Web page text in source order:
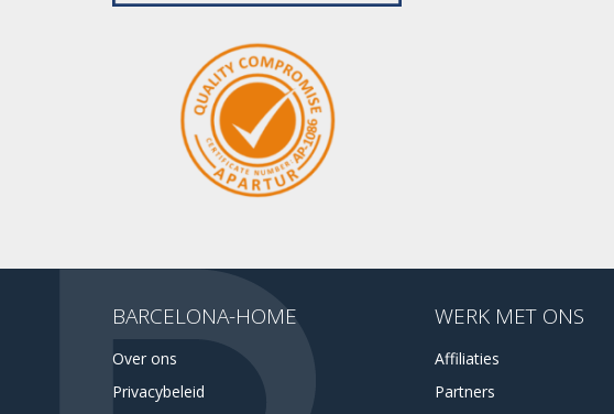
BARCELONA-HOME
Over ons
Privacybeleid
WERK MET ONS
Affiliaties
Partners